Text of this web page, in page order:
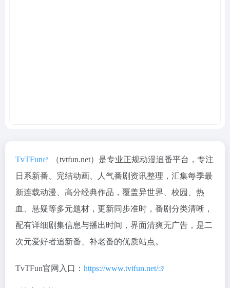
TvTFun
（tvtfun.net）是专业正规动漫追番平台，专注
日系新番、完结动画、人气番剧资讯整理，汇集每季最
新连载动漫、高分经典作品，覆盖异世界、校园、热
血、悬疑等多元题材，更新同步准时，番剧分类清晰，
配有详细剧集信息与播出时间，界面清爽无广告，是二
次元爱好者追新番、补老番的优质站点。
TvTFun官网入口： https://www.tvtfun.net/